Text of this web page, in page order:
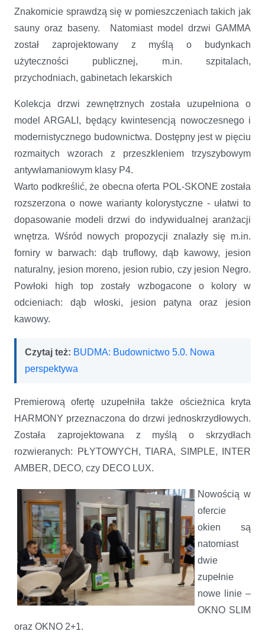
Znakomicie sprawdzą się w pomieszczeniach takich jak
sauny oraz baseny. Natomiast model drzwi GAMMA
został zaprojektowany z myślą o budynkach
użyteczności publicznej, m.in. szpitalach,
przychodniach, gabinetach lekarskich
Kolekcja drzwi zewnętrznych została uzupełniona o
model ARGALI, będący kwintesencją nowoczesnego i
modernistycznego budownictwa. Dostępny jest w pięciu
rozmaitych wzorach z przeszkleniem trzyszybowym
antywłamaniowym klasy P4.
Warto podkreślić, że obecna oferta POL-SKONE została
rozszerzona o nowe warianty kolorystyczne - ułatwi to
dopasowanie modeli drzwi do indywidualnej aranżacji
wnętrza. Wśród nowych propozycji znalazły się m.in.
forniry w barwach: dąb truflowy, dąb kawowy, jesion
naturalny, jesion moreno, jesion rubio, czy jesion Negro.
Powłoki high top zostały wzbogacone o kolory w
odcieniach: dąb włoski, jesion patyna oraz jesion
kawowy.
Czytaj też: BUDMA: Budownictwo 5.0. Nowa
perspektywa
Premierową ofertę uzupełniła także ościeżnica kryta
HARMONY przeznaczona do drzwi jednoskrzydłowych.
Została zaprojektowana z myślą o skrzydłach
rozwieranych: PŁYTOWYCH, TIARA, SIMPLE, INTER
AMBER, DECO, czy DECO LUX.
Nowością w
ofercie
okien są
natomiast
dwie
zupełnie
nowe linie –
OKNO SLIM
oraz OKNO 2+1.